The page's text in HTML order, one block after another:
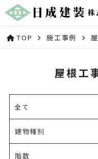
TOP 施工事例
屋根工
全て
建物種別
階数